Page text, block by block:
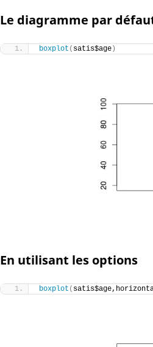
Le diagramme par
boxplot ( satis$age )
En utilisant les options
boxplot (